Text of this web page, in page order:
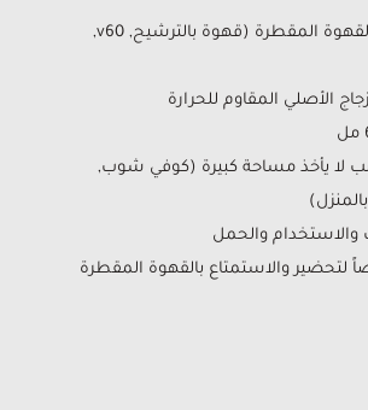
ماكينة تحضير القهوة المقطرة (قهوة بالترشيح, v60,
الأصلي المقاوم للحرارة
لا يأخذ مساحة كبيرة (كوفي شوب,
والحمل
والاستمتاع بالقهوة المقطرة